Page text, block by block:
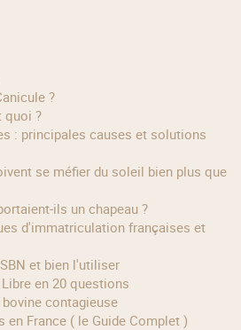
?
quoi ?
un chapeau ?
et bien l'utiliser
Libre en 20 questions
bovine contagieuse
en France ( le Guide Complet )